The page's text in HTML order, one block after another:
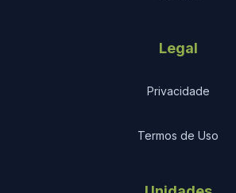
Legal
Privacidade
Termos de Uso